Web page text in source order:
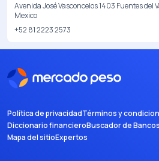
Avenida José Vasconcelos 1403 Fuentes del
Mexico
+52 81 2223 2573
Política de privacidadTérminos y
Diccionario financieroBuscador de
Mapa del sitioExpertos